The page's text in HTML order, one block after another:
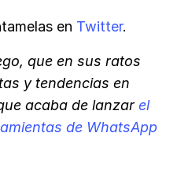
en Twitter.
que en sus ratos
y tendencias en
acaba de lanzarel
de WhatsApp